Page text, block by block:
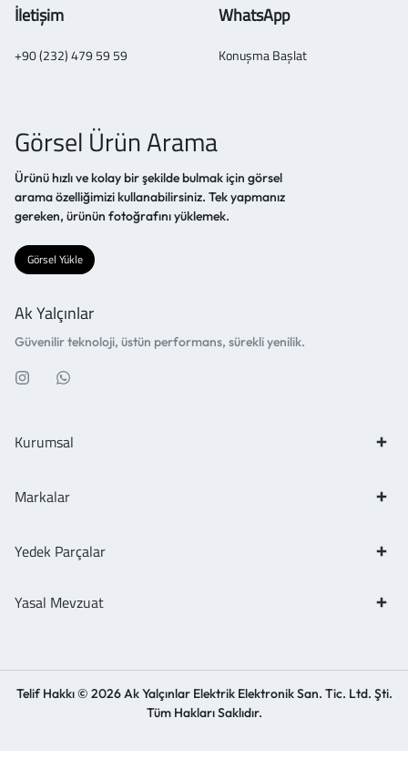
İletişim
+90 (232) 479 59 59
WhatsApp
Konuşma Başlat
Görsel Ürün Arama
Ürünü hızlı ve kolay bir şekilde bulmak için görsel
arama özelliğimizi kullanabilirsiniz. Tek yapmanız
gereken, ürünün fotoğrafını yüklemek.
Görsel Yükle
Ak Yalçınlar
Güvenilir teknoloji, üstün performans, sürekli yenilik.
Kurumsal
Markalar
Yedek Parçalar
Yasal Mevzuat
Telif Hakkı © 2026 Ak Yalçınlar Elektrik Elektronik San. Tic. Ltd. Şti.
Tüm Hakları Saklıdır.